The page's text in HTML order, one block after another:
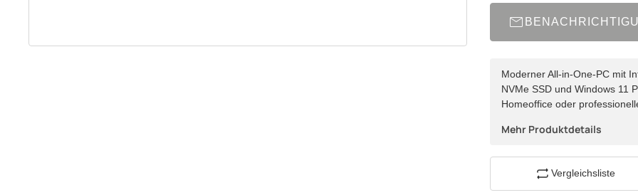
Moderner All-in-One-PC mit
NVMe SSD und Windows 11
Homeoffice oder
Mehr Produktdetails
Vergleichsliste